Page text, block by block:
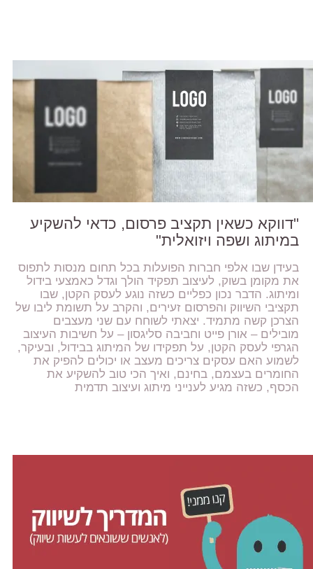
"דווקא כשאין תקציב פרסום, כדאי להשקיע
במיתוג ושפה ויזואלית"
בעידן שבו אלפי חברות הפועלות בכל תחום מנסות לתפוס
את מקומן בשוק, לעיצוב תפקיד הולך וגדל כאמצעי בידול
ומיתוג. הדבר נכון כפליים כשזה נוגע לעסק הקטן, שבו
תקציבי השיווק והפרסום זעירים, והקרב על תשומת ליבו של
הצרכן קשה מתמיד. יצאתי לשוחח עם שני מעצבים
מובילים – אורן פייט וחביבה סליגסון – על חשיבות העיצוב
הגרפי לעסק הקטן, על תפקידו של המיתוג בבידול, ובעיקר,
לשמוע האם עסקים צריכים מעצב או יכולים להפיק את
החומרים בעצמם, בחינם, ואיך הכי טוב להשקיע את
הכסף, כשזה מגיע לענייני מיתוג ועיצוב תדמית